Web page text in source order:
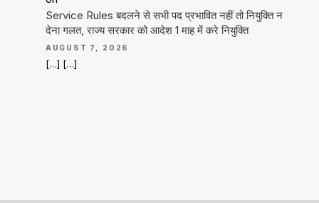
Service Rules बदलने से सभी पद प्रभावित नहीं तो नियुक्ति न
देना गलत, राज्य सरकार को आदेश 1 माह में करे नियुक्ति
AUGUST 7, 2026
[…] […]